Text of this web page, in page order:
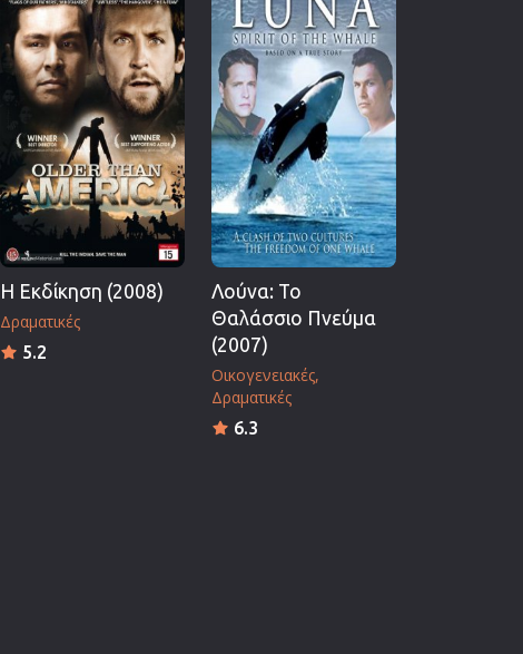
Η Εκδίκηση (2008)
Δραματικές
5.2
Λούνα: Το
Θαλάσσιο Πνεύμα
(2007)
Οικογενειακές
Δραματικές
6.3